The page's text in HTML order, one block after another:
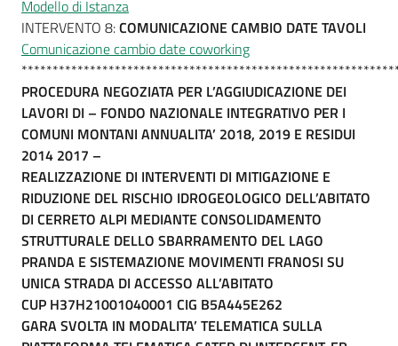
Modello di Istanza
INTERVENTO 8:COMUNICAZIONE CAMBIO DATE TAVOLI
Comunicazione cambio date coworking
PROCEDURA NEGOZIATA PER L’AGGIUDICAZIONE DEI
LAVORI DI – FONDO NAZIONALE INTEGRATIVO PER I
COMUNI MONTANI ANNUALITA’ 2018, 2019 E RESIDUI
2014 2017 –
REALIZZAZIONE DI INTERVENTI DI MITIGAZIONE E
RIDUZIONE DEL RISCHIO IDROGEOLOGICO DELL’ABITATO
DI CERRETO ALPI MEDIANTE CONSOLIDAMENTO
STRUTTURALE DELLO SBARRAMENTO DEL LAGO
PRANDA E SISTEMAZIONE MOVIMENTI FRANOSI SU
UNICA STRADA DI ACCESSO ALL’ABITATO
CUP H37H21001040001 CIG B5A445E262
GARA SVOLTA IN MODALITA’ TELEMATICA SULLA